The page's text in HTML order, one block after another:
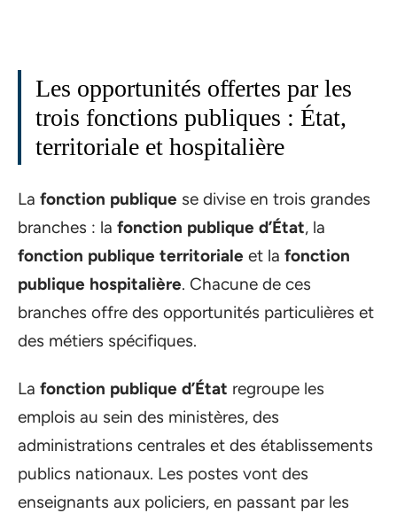
Les opportunités offertes par les
trois fonctions publiques : État,
territoriale et hospitalière
La fonction publique se divise en trois grandes
branches : la fonction publique d’État, la
fonction publique territoriale et la fonction
publique hospitalière. Chacune de ces
branches offre des opportunités particulières et
des métiers spécifiques.
La fonction publique d’État regroupe les
emplois au sein des ministères, des
administrations centrales et des établissements
publics nationaux. Les postes vont des
enseignants aux policiers, en passant par les